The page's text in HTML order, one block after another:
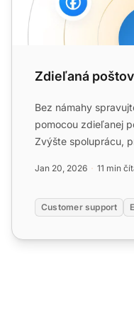
Zdieľaná
Bez námahy
pomocou zdieľanej
Zvýšte spoluprácu,
Jan 20, 2026 11 min
Customer support